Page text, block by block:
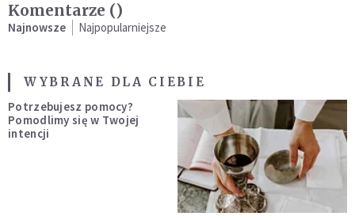
Komentarze ()
Najnowsze Najpopularniejsze
WYBRANE DLA CIEBIE
Potrzebujesz pomocy?
Pomodlimy się w Twojej
intencji